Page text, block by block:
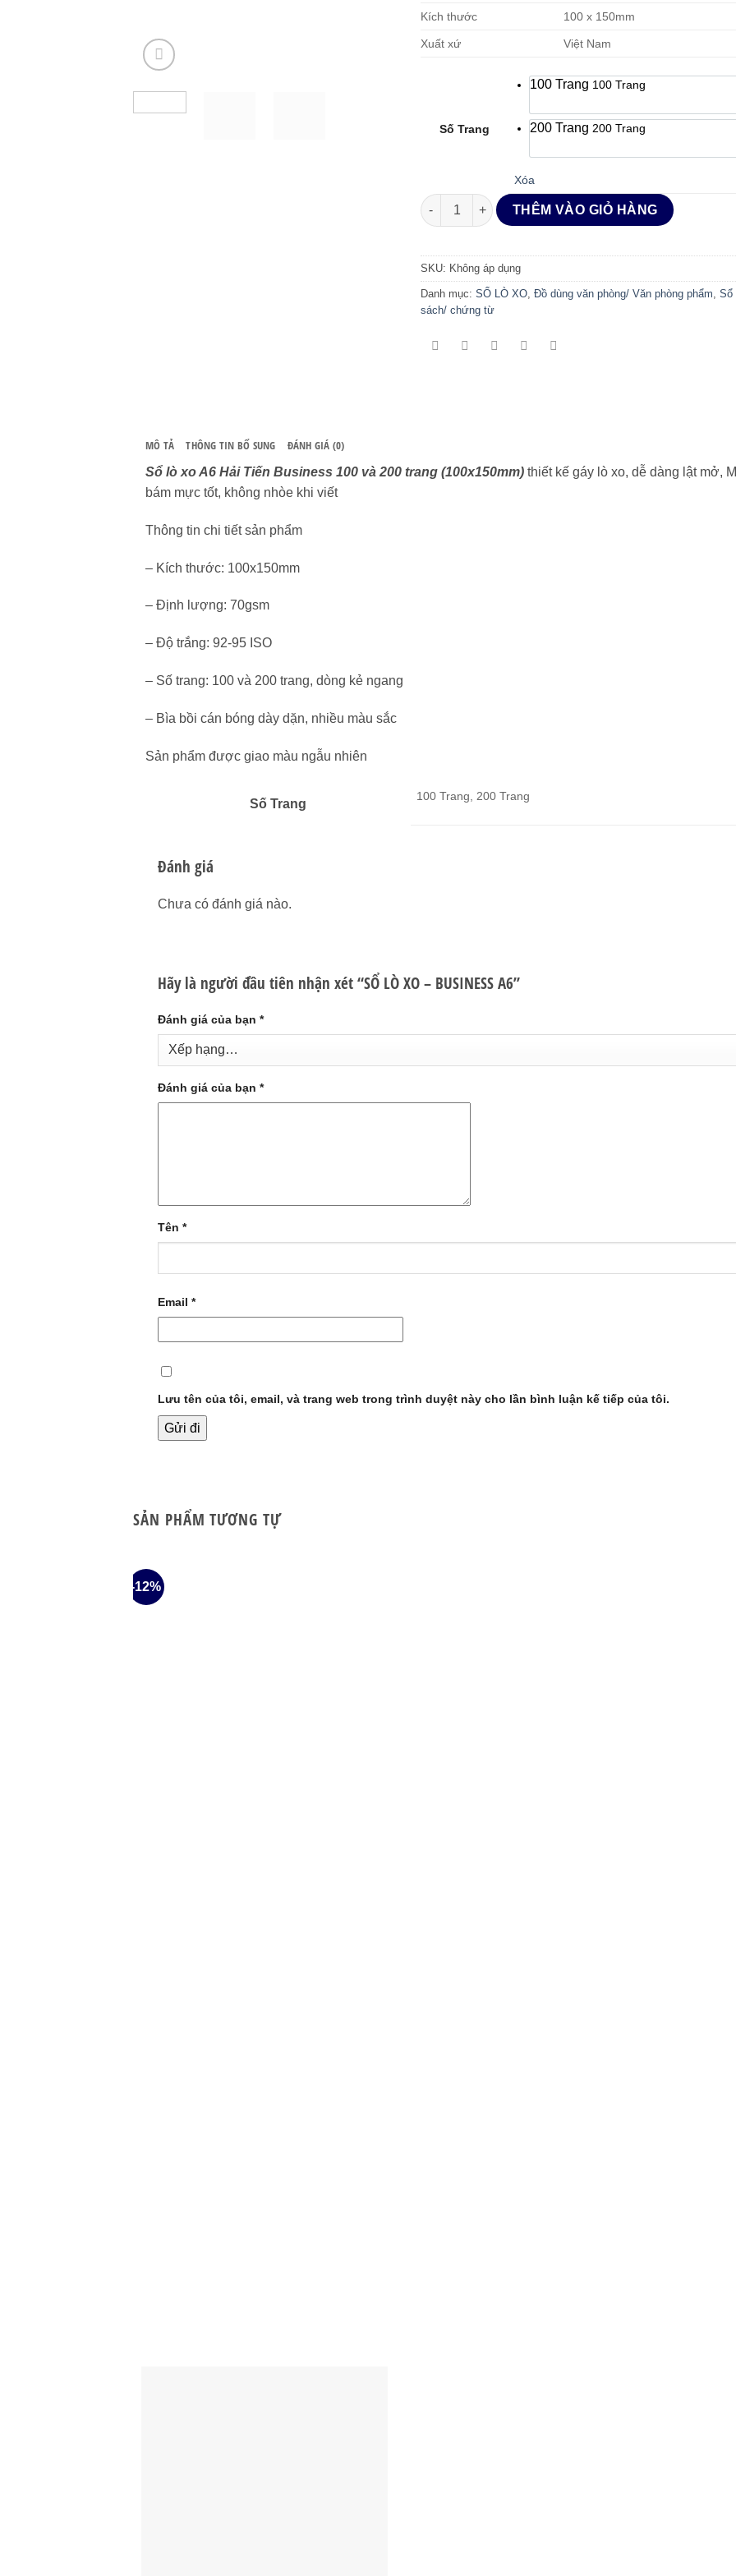
Kích thước 100 x 150mm
Xuất xứ Việt Nam
Số Trang
100 Trang 100 Trang
200 Trang 200 Trang
Xóa
SỔ LÒ XO - BUSINESS A6 số lượng
THÊM VÀO GIỎ HÀNG
SKU: Không áp dụng
Danh mục: SỔ LÒ XO, Đồ dùng văn phòng/ Văn phòng phẩm, Sổ
sách/ chứng từ
MÔ TẢ THÔNG TIN BỔ SUNG ĐÁNH GIÁ (0)
Sổ lò xo A6 Hải Tiến Business 100 và 200 trang (100x150mm) thiết kế gáy lò xo, dễ dàng lật mở,
bám mực tốt, không nhòe khi viết
Thông tin chi tiết sản phẩm
– Kích thước: 100x150mm
– Định lượng: 70gsm
– Độ trắng: 92-95 ISO
– Số trang: 100 và 200 trang, dòng kẻ ngang
– Bìa bồi cán bóng dày dặn, nhiều màu sắc
Sản phẩm được giao màu ngẫu nhiên
Số Trang
100 Trang, 200 Trang
Đánh giá
Chưa có đánh giá nào.
Hãy là người đầu tiên nhận xét “SỔ LÒ XO – BUSINESS A6”
Đánh giá của bạn *
Đánh giá của bạn *
Tên *
Email *
Lưu tên của tôi, email, và trang web trong trình duyệt này cho lần bình luận kế tiếp của tôi.
SẢN PHẨM TƯƠNG TỰ
-12%